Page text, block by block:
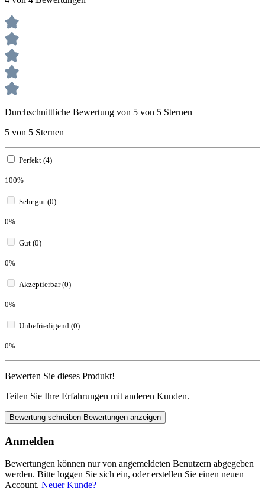
Durchschnittliche Bewertung von 5 von 5 Sternen
5 von 5 Sternen
Perfekt (4)
100%
Sehr gut (0)
0%
Gut (0)
0%
Akzeptierbar (0)
0%
Unbefriedigend (0)
0%
Bewerten Sie dieses Produkt!
Teilen Sie Ihre Erfahrungen mit anderen Kunden.
Bewertung schreiben Bewertungen anzeigen
Anmelden
Bewertungen können nur von angemeldeten Benutzern abgegeben
werden. Bitte loggen Sie sich ein, oder erstellen Sie einen neuen
Account. Neuer Kunde?